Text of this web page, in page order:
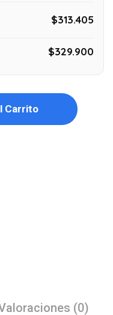
$313.405
$329.900
Carrito
(0)